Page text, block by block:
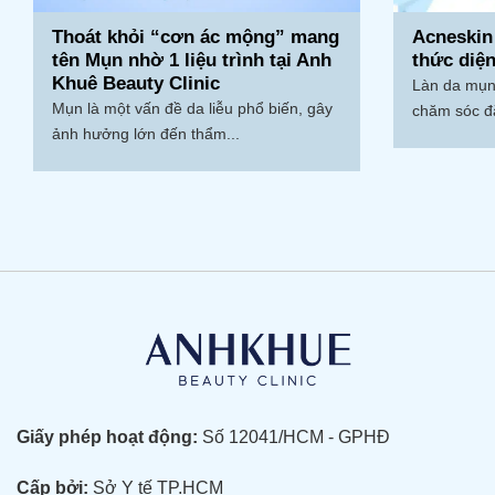
Thoát khỏi “cơn ác mộng” mang
tên Mụn nhờ 1 liệu trình tại Anh
Khuê Beauty Clinic
Mụn là một vấn đề da liễu phổ biến, gây
ảnh hưởng lớn đến thẩm...
thức
Làn da
chăm sóc
Giấy phép hoạt động: Số 12041/HCM - GPHĐ
Cấp bởi: Sở Y tế TP.HCM